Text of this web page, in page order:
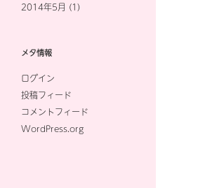
2014年5月 (1)
メタ情報
ログイン
投稿フィード
コメントフィード
WordPress.org